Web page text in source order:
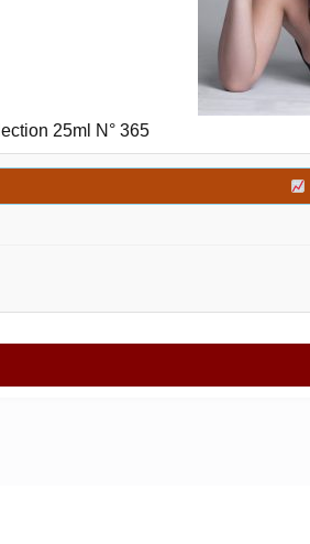
25ml N° 365